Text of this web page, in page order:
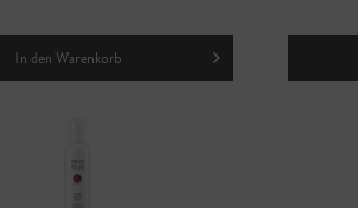
In den Warenkorb